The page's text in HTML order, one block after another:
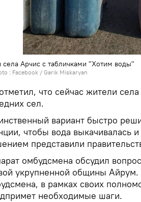
села Арчис с табличками "Хотим воды"
: Facebook / Garik Miskaryan
что сейчас жители
сел.
вариант быстро
чтобы вода выкачивалась
представили
омбудсмена обсудил
укрупненной общины
в рамках своих
необходимые шаги.